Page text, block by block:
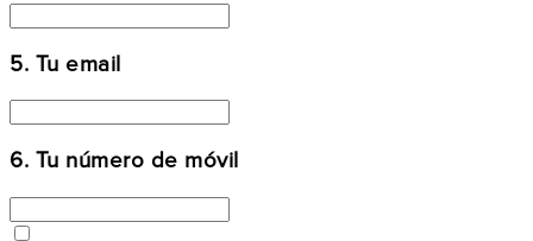
5. Tu email
6. Tu número de móvil